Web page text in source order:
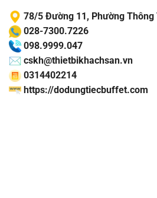
78/5 Đường 11, Phường Thông
028-7300.7226
098.9999.047
cskh@thietbikhachsan.vn
0314402214
https://dodungtiecbuffet.com